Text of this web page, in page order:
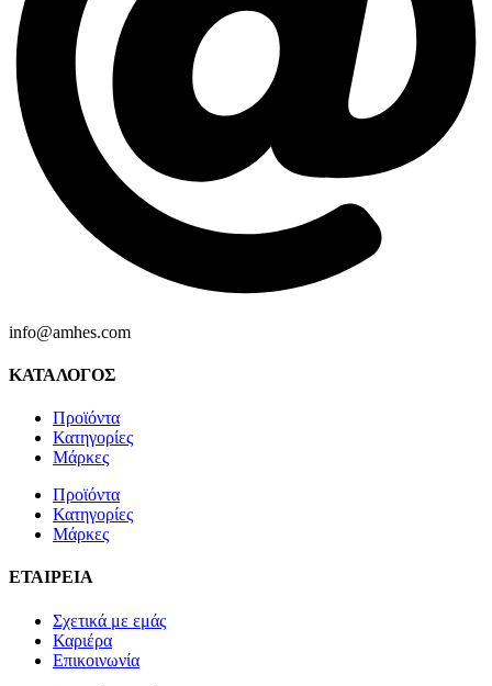
info@amhes.com
ΚΑΤΑΛΟΓΟΣ
Προϊόντα
Κατηγορίες
Μάρκες
Προϊόντα
Κατηγορίες
Μάρκες
ΕΤΑΙΡΕΙΑ
Σχετικά με εμάς
Καριέρα
Επικοινωνία